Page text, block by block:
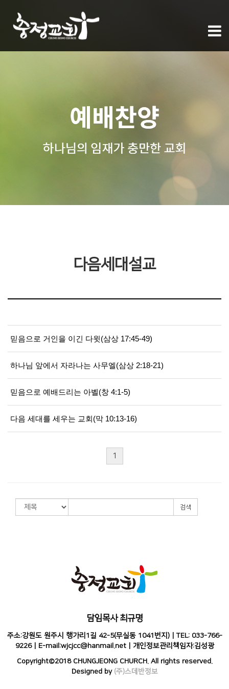
다음세대설교
믿음으로 거인을 이긴 다윗(삼상 17:45-49)
하나님 앞에서 자라나는 사무엘(삼상 2:18-21)
믿음으로 예배드리는 아벨(창 4:1-5)
다음 세대를 세우는 교회(막 10:13-16)
1
검색
담임목사 최규명
주소:강원도 원주시 행가리1길 42-5(무실동 1041번지) | TEL: 033-766-
9226 | E-mail:wjcjcc@hanmail.net | 개인정보관리책임자:김성광
Copyright©2018 CHUNGJEONG CHURCH. All rights reserved.
Designed by (주)스데반정보